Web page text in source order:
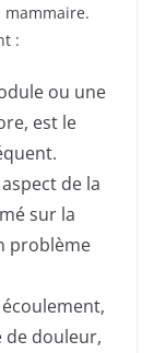
:
ou une
est le
de la
sur la
problème
de douleur,